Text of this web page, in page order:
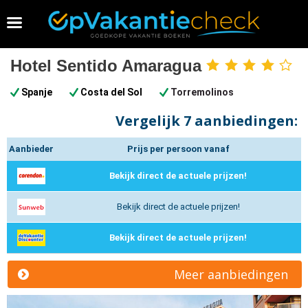
Vakantie 2026 boeken
Hotel Sentido Amaragua 4
Spanje Costa del Sol Torremolinos
Vergelijk 7 aanbiedingen:
Aanbieder Prijs per persoon vanaf
Bekijk direct de actuele prijzen!
Bekijk direct de actuele prijzen!
Bekijk direct de actuele prijzen!
Meer aanbiedingen